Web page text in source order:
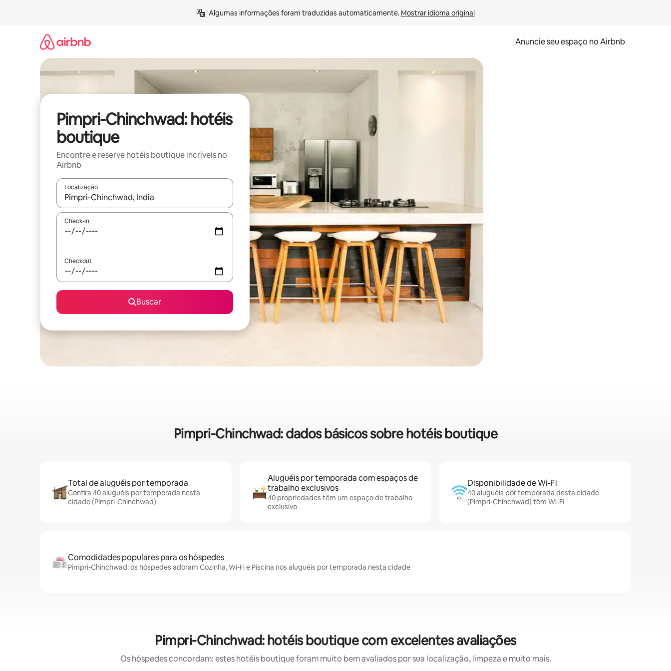
Algumas informações foram traduzidas automaticamente. Mostrar idioma original
Anuncie seu espaço no Airbnb
Pimpri-Chinchwad: hotéis
boutique
Encontre e reserve hotéis boutique incríveis no
Airbnb
Localização
Quando os resultados estiverem disponíveis, explore-os usando as seta para cima e para baixo do teclado ou tocando e deslizando o dedo na tela.
Check-in
Checkout
Buscar
Pimpri-Chinchwad: dados básicos sobre hotéis boutique
Total de aluguéis por temporada
Confira 40 aluguéis por temporada nesta
cidade (Pimpri-Chinchwad)
Aluguéis por temporada com espaços de
trabalho exclusivos
40 propriedades têm um espaço de trabalho
exclusivo
Disponibilidade de Wi-Fi
40 aluguéis por temporada desta cidade
(Pimpri-Chinchwad) têm Wi-Fi
Comodidades populares para os hóspedes
Pimpri-Chinchwad: os hóspedes adoram Cozinha, Wi-Fi e Piscina nos aluguéis por temporada nesta cidade
Pimpri-Chinchwad: hotéis boutique com excelentes avaliações
Os hóspedes concordam: estes hotéis boutique foram muito bem avaliados por sua localização, limpeza e muito mais.